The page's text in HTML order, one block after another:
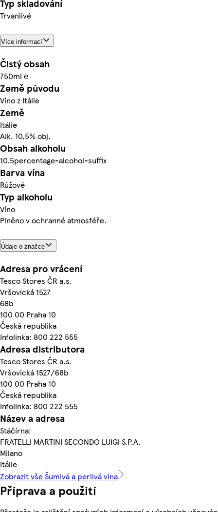
Typ skladování
Trvanlivé
Více informací
Čistý obsah
750ml ℮
Země původu
Víno z Itálie
Země
Itálie
Alk. 10,5% obj.
Obsah alkoholu
10.5percentage-alcohol-suffix
Barva vína
Růžové
Typ alkoholu
Víno
Plněno v ochranné atmosféře.
Údaje o značce
Adresa pro vrácení
Tesco Stores ČR a.s.
Vršovická 1527
68b
100 00 Praha 10
Česká republika
Infolinka: 800 222 555
Adresa distributora
Tesco Stores ČR a.s.
Vršovická 1527/68b
100 00 Praha 10
Česká republika
Infolinka: 800 222 555
Název a adresa
Stáčírna:
FRATELLI MARTINI SECONDO LUIGI S.P.A.
Milano
Itálie
Zobrazit vše Šumivá a perlivá vína
Příprava a použití